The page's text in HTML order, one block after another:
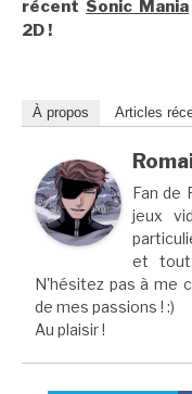
récent Sonic Mania
2D !
À propos Articles
Fan de
jeux
et tout
N'hésitez pas à me
de mes passions ! :)
Au plaisir !